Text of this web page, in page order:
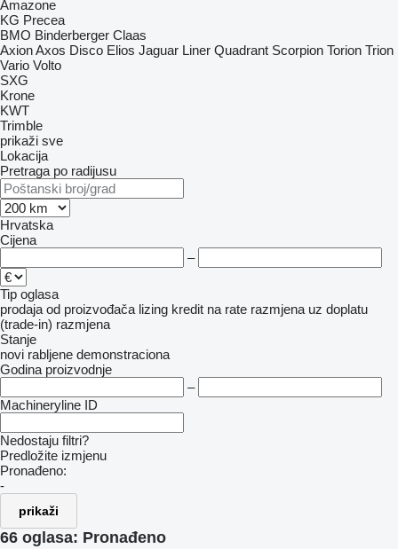
Amazone
KG Precea
BMO Binderberger Claas
AxionAxos Disco Elios Jaguar Liner Quadrant Scorpion Torion Trion
Vario Volto
SXG
Krone
KWT
Trimble
prikaži sve
Lokacija
Pretraga po radijusu
Hrvatska
Cijena
–
Tip oglasa
prodaja od proizvođača lizing kredit na rate razmjena uz doplatu
(trade-in) razmjena
Stanje
novi rabljene demonstraciona
Godina proizvodnje
–
Machineryline ID
Nedostaju filtri?
Predložite izmjenu
Pronađeno:
-
prikaži
66 oglasa: Pronađeno